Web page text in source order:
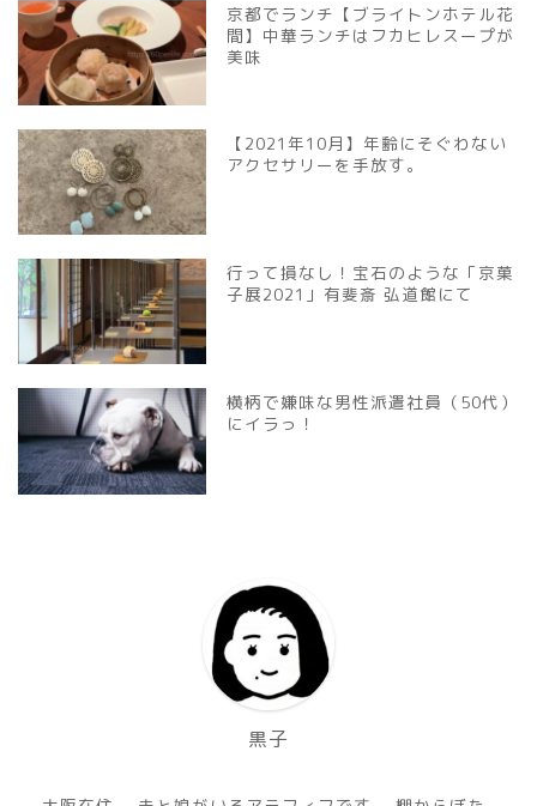
京都でランチ【ブライトンホテル花
間】中華ランチはフカヒレスープが
美味
【2021年10月】年齢にそぐわない
アクセサリーを手放す。
行って損なし！宝石のような「京菓
子展2021」有斐斎 弘道館にて
横柄で嫌味な男性派遣社員（50代）
にイラっ！
黒子